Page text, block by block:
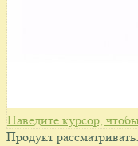
Наведите курсор,
Продукт рассматривать: